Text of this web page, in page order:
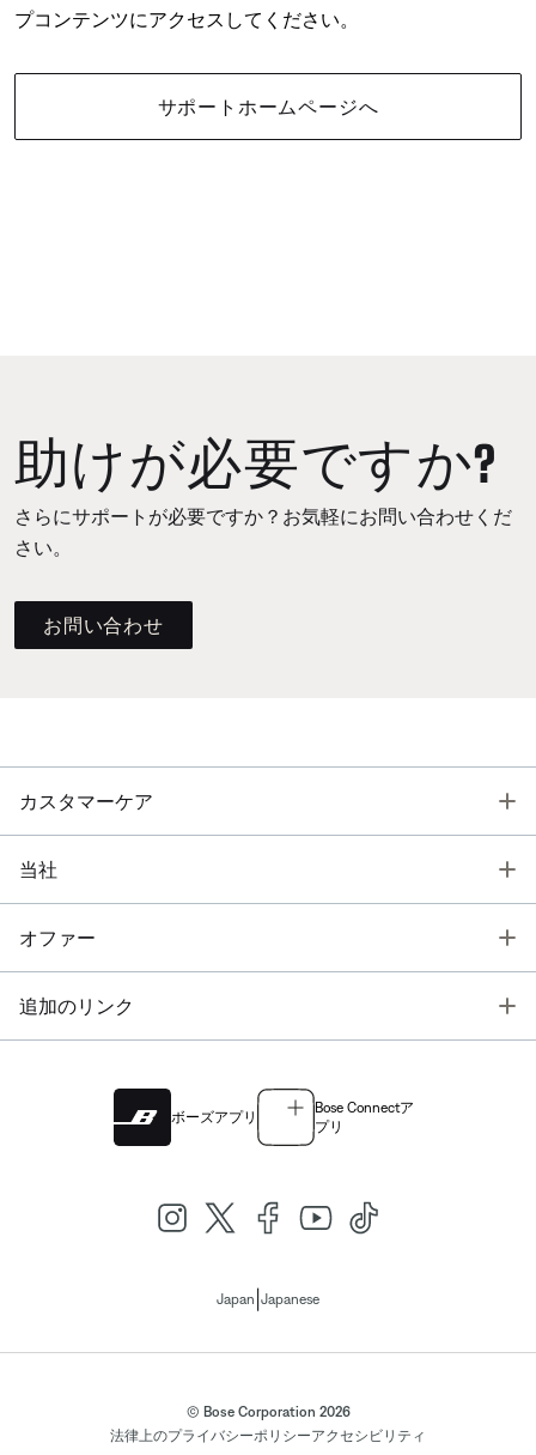
プコンテンツにアクセスしてください。
サポートホームページへ
助けが必要ですか?
さらにサポートが必要ですか？お気軽にお問い合わせくだ
さい。
お問い合わせ
カスタマーケア
当社
オファー
追加のリンク
ボーズアプリ
Bose Connectア
プリ
Japan Japanese
© Bose Corporation 2026
法律上のプライバシーポリシーアクセシビリティ